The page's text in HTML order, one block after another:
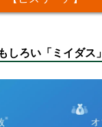
しろい「ミイダス」